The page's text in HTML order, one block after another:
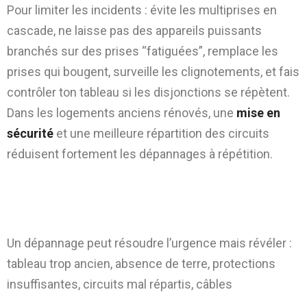
Pour limiter les incidents : évite les multiprises en
cascade, ne laisse pas des appareils puissants
branchés sur des prises “fatiguées”, remplace les
prises qui bougent, surveille les clignotements, et fais
contrôler ton tableau si les disjonctions se répètent.
Dans les logements anciens rénovés, une mise en
sécurité et une meilleure répartition des circuits
réduisent fortement les dépannages à répétition.
Un dépannage peut résoudre l’urgence mais révéler :
tableau trop ancien, absence de terre, protections
insuffisantes, circuits mal répartis, câbles